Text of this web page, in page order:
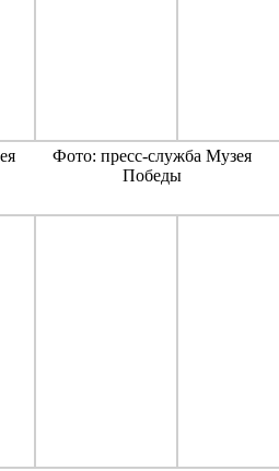
Фото: пресс-служба Музея
Победы